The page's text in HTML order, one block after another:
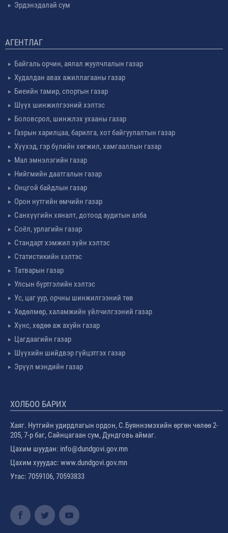
Эрдэнэдалай сум
АГЕНТЛАГ
Байгаль орчин, аялал жуулчлалын газар
Худалдан авах ажиллагааны газар
Биеийн тамир, спортын газар
Шүүх шинжилгээний хэлтэс
Боловсрол, шинжлэх ухааны газар
Газрын харилцаа, барилга, хот байгуулалтын газар
Хүүхэд, гэр бүлийн хөгжил, хамгааллын газар
Мал эмнэлэгийн газар
Нийгмийн даатгалын газар
Онцгой байдлын газар
Орон нутгийн өмчийн газар
Санхүүгийн хяналт, дотоод аудитын алба
Соёл, урлагийн газар
Стандарт хэмжил зүйн хэлтэс
Статистикийн хэлтэс
Татварын газар
Улсын бүртгэлийн хэлтэс
Ус, цаг уур, орчны шинжилгээний төв
Хөдөлмөр, халамжийн үйлчилгээний газар
Хүнс, хөдөө аж ахуйн газар
Цагдаагийн газар
Шүүхийн шийдвэр гүйцэтгэх газар
Эрүүл мэндийн газар
ХОЛБОО БАРИХ
Хаяг. Нутгийн удирдлагын ордон, С.Буяннэмэхийн өргөн чөлөө 2-
205, 7-р баг, Сайнцагаан сум, Дундговь аймаг.
Цахим шуудан: info@dundgovi.gov.mn
Цахим хууудас: www.dundgovi.gov.mn
Утас: 7059106, 70593833